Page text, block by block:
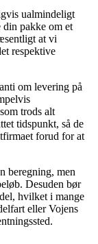
ualmindeligt
pakke om et
at vi
respektive
om levering på
trods alt
tidspunkt, så de
forud for at
beregning, men
Desuden bør
hvilket i mange
eller Vojens